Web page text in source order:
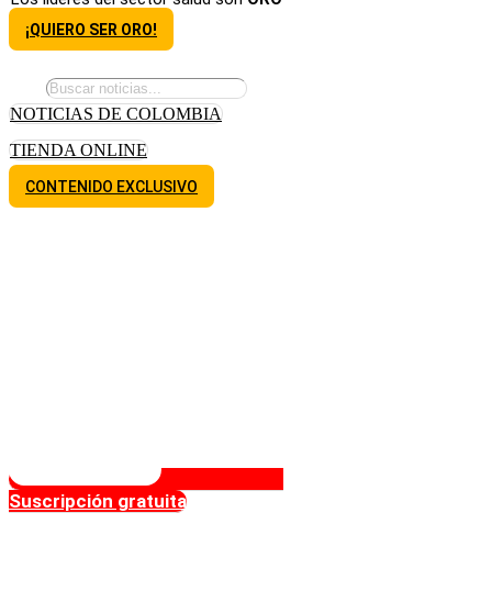
¡QUIERO SER ORO!
NOTICIAS DE COLOMBIA
TIENDA ONLINE
CONTENIDO EXCLUSIVO
Suscripción gratuita